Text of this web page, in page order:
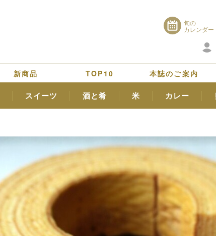
旬の
カレンダー
新商品 TOP10 本誌のご案内
スイーツ 酒と肴 米 カレー